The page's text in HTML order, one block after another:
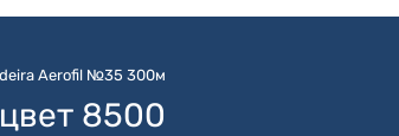
Aerofil №35 300м
8500